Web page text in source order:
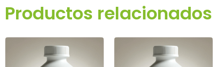
Productos relacionados